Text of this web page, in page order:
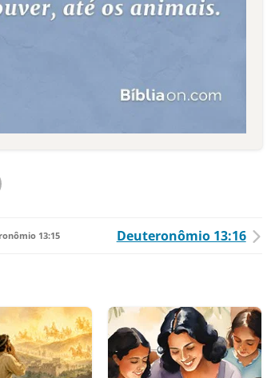
13:15 Deuteronômio 13:16